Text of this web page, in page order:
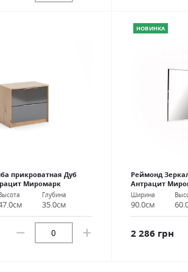
прикроватная Дуб
Миромарк
Глубина
35.0см
НОВИНКА
Реймонд
Антрацит
Ширина
90.0см
2 286 грн